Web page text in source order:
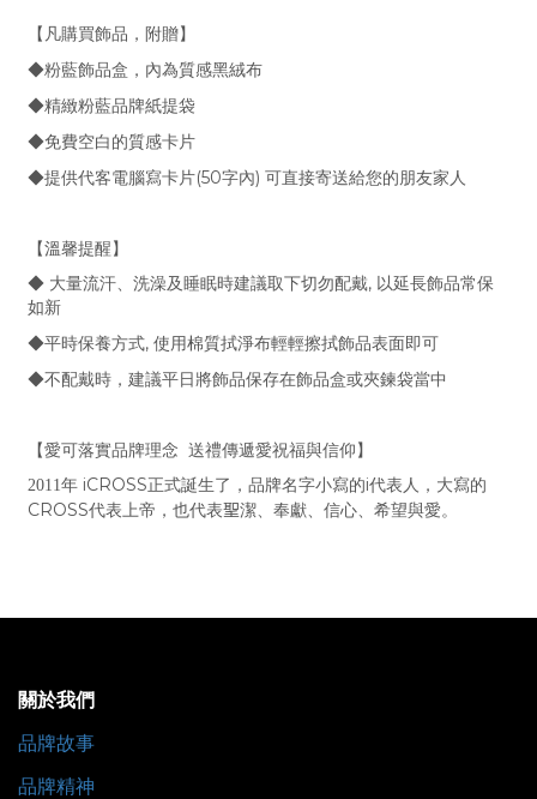
【凡購買飾品，附贈】
◆粉藍飾品盒，內為質感黑絨布
◆精緻粉藍品牌紙提袋
◆免費空白的質感卡片
◆提供代客電腦寫卡片(50字內) 可直接寄送給您的朋友家人
【溫馨提醒】
◆ 大量流汗、洗澡及睡眠時建議取下切勿配戴, 以延長飾品常保
如新
◆平時保養方式, 使用棉質拭淨布輕輕擦拭飾品表面即可
◆不配戴時，建議平日將飾品保存在飾品盒或夾鍊袋當中
【愛可落實品牌理念 送禮傳遞愛祝福與信仰】
2011年 iCROSS正式誕生了，品牌名字小寫的i代表人，大寫的
CROSS代表上帝，也代表聖潔、奉獻、信心、希望與愛。
關於我們
品牌故事
品牌精神